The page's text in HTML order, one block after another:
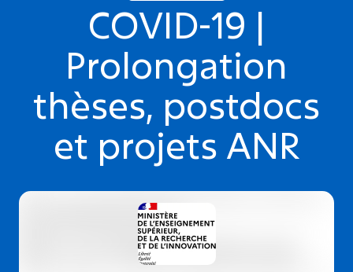
COVID-19 |
Prolongation
thèses, postdocs
et projets ANR